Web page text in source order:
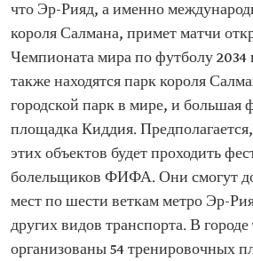
что Эр-Рияд, а именно
короля Салмана, примет матчи
Чемпионата мира по футболу 2034
также находятся парк короля
городской парк в мире, и большая
площадка Киддия.
этих объектов будет проходить
болельщиков ФИФА. Они смогут
мест по шести веткам метро Эр-
других видов транспорта. В городе
организованы 54 тренировочных